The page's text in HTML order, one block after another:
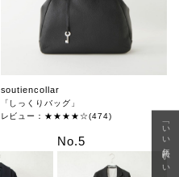
soutiencollar
「しっくりバッグ」
レビュー：★★★★☆(474)
No.5 「いい年齢 いい洋服」